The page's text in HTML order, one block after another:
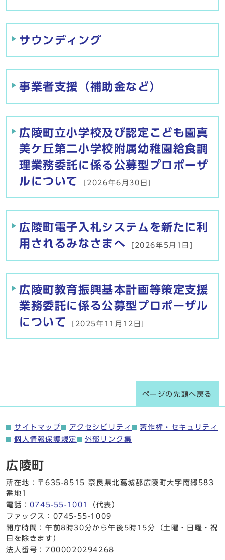
サウンディング
事業者支援（補助金など）
広陵町立小学校及び認定こども園真
美ケ丘第二小学校附属幼稚園給食調
理業務委託に係る公募型プロポーザ
ルについて
[2026年6月30日]
広陵町電子入札システムを新たに利
用されるみなさまへ
[2026年5月1日]
広陵町教育振興基本計画等策定支援
業務委託に係る公募型プロポーザル
について
[2025年11月12日]
ページの先頭へ戻る
サイトマップ アクセシビリティ
著作権・セキュリティ
個人情報保護規定
外部リンク集
広陵町
所在地：〒635-8515 奈良県北葛城郡広陵町大字南郷583
番地1
電話： 0745-55-1001
（代表）
ファックス：0745-55-1009
開庁時間：午前8時30分から午後5時15分（土曜・日曜・祝
日を除きます）
法人番号：7000020294268